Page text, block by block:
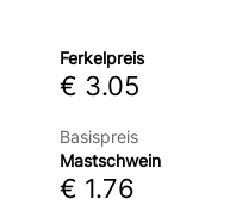
Ferkelpreis
€ 3.05
Basispreis
Mastschwein
€ 1.76